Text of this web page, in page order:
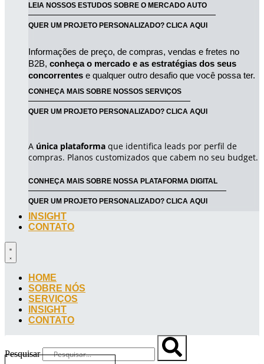
LEIA NOSSOS ESTUDOS SOBRE O MERCADO AUTO
QUER UM PROJETO PERSONALIZADO? CLICA AQUI
Informações de preço, de compras, vendas e fretes no
B2B, conheça o mercado e as estratégias dos seus
concorrentes e qualquer outro desafio que você possa ter.
CONHEÇA MAIS SOBRE NOSSOS SERVIÇOS
QUER UM PROJETO PERSONALIZADO? CLICA AQUI
A única plataforma que identifica leads por perfil de
compras. Planos customizados que cabem no seu budget.
CONHEÇA MAIS SOBRE NOSSA PLATAFORMA DIGITAL
QUER UM PROJETO PERSONALIZADO? CLICA AQUI
INSIGHT
CONTATO
HOME
SOBRE NÓS
SERVIÇOS
INSIGHT
CONTATO
Pesquisar